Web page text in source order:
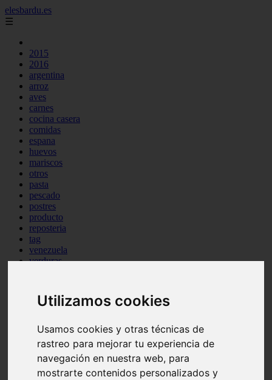
Utilizamos cookies
Usamos cookies y otras técnicas de
rastreo para mejorar tu experiencia de
navegación en nuestra web, para
mostrarte contenidos personalizados y
elesbardu.es
☰
2015
2016
argentina
arroz
aves
carnes
cocina casera
comidas
espana
huevos
mariscos
otros
pasta
pescado
postres
producto
reposteria
tag
venezuela
verduras
Teruel - sarrión
Cádiz - algodonales
Madrid - madrid
Asturias - oviedo
Cádiz - el-puerto-de-santa-maría
Asturias - aller